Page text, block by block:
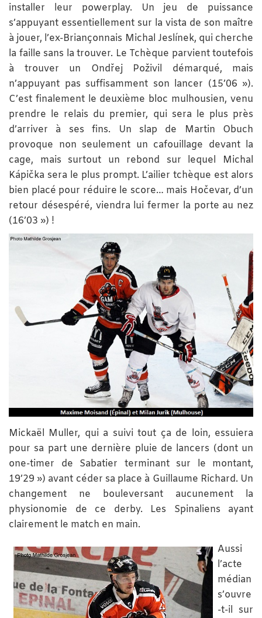
installer leur powerplay. Un jeu de puissance
s’appuyant essentiellement sur la vista de son maître
à jouer, l’ex-Briançonnais Michal Jeslínek, qui cherche
la faille sans la trouver. Le Tchèque parvient toutefois
à trouver un Ondřej Poživil démarqué, mais
n’appuyant pas suffisamment son lancer (15’06 »).
C’est finalement le deuxième bloc mulhousien, venu
prendre le relais du premier, qui sera le plus près
d’arriver à ses fins. Un slap de Martin Obuch
provoque non seulement un cafouillage devant la
cage, mais surtout un rebond sur lequel Michal
Kápička sera le plus prompt. L’ailier tchèque est alors
bien placé pour réduire le score… mais Hočevar, d’un
retour désespéré, viendra lui fermer la porte au nez
(16’03 ») !
Mickaël Muller, qui a suivi tout ça de loin, essuiera
pour sa part une dernière pluie de lancers (dont un
one-timer de Sabatier terminant sur le montant,
19’29 ») avant céder sa place à Guillaume Richard. Un
changement ne bouleversant aucunement la
physionomie de ce derby. Les Spinaliens ayant
clairement le match en main.
Aussi
l’acte
médian
s’ouvre
-t-il sur